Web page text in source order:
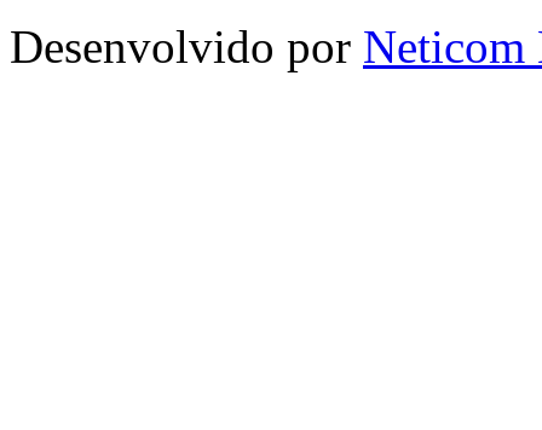
Desenvolvido por Neticom